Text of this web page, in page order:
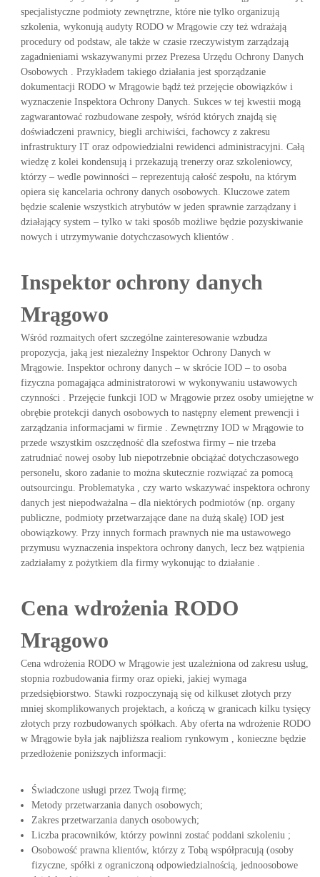
specjalistyczne podmioty zewnętrzne, które nie tylko organizują
szkolenia, wykonują audyty RODO w Mrągowie czy też wdrażają
procedury od podstaw, ale także w czasie rzeczywistym zarządzają
zagadnieniami wskazywanymi przez Prezesa Urzędu Ochrony Danych
Osobowych . Przykładem takiego działania jest sporządzanie
dokumentacji RODO w Mrągowie bądź też przejęcie obowiązków i
wyznaczenie Inspektora Ochrony Danych. Sukces w tej kwestii mogą
zagwarantować rozbudowane zespoły, wśród których znajdą się
doświadczeni prawnicy, biegli archiwiści, fachowcy z zakresu
infrastruktury IT oraz odpowiedzialni rewidenci administracyjni. Całą
wiedzę z kolei kondensują i przekazują trenerzy oraz szkoleniowcy,
którzy – wedle powinności – reprezentują całość zespołu, na którym
opiera się kancelaria ochrony danych osobowych. Kluczowe zatem
będzie scalenie wszystkich atrybutów w jeden sprawnie zarządzany i
działający system – tylko w taki sposób możliwe będzie pozyskiwanie
nowych i utrzymywanie dotychczasowych klientów .
Inspektor ochrony danych
Mrągowo
Wśród rozmaitych ofert szczególne zainteresowanie wzbudza
propozycja, jaką jest niezależny Inspektor Ochrony Danych w
Mrągowie. Inspektor ochrony danych – w skrócie IOD – to osoba
fizyczna pomagająca administratorowi w wykonywaniu ustawowych
czynności . Przejęcie funkcji IOD w Mrągowie przez osoby umiejętne w
obrębie protekcji danych osobowych to następny element prewencji i
zarządzania informacjami w firmie . Zewnętrzny IOD w Mrągowie to
przede wszystkim oszczędność dla szefostwa firmy – nie trzeba
zatrudniać nowej osoby lub niepotrzebnie obciążać dotychczasowego
personelu, skoro zadanie to można skutecznie rozwiązać za pomocą
outsourcingu. Problematyka , czy warto wskazywać inspektora ochrony
danych jest niepodważalna – dla niektórych podmiotów (np. organy
publiczne, podmioty przetwarzające dane na dużą skalę) IOD jest
obowiązkowy. Przy innych formach prawnych nie ma ustawowego
przymusu wyznaczenia inspektora ochrony danych, lecz bez wątpienia
zadziałamy z pożytkiem dla firmy wykonując to działanie .
Cena wdrożenia RODO
Mrągowo
Cena wdrożenia RODO w Mrągowie jest uzależniona od zakresu usług,
stopnia rozbudowania firmy oraz opieki, jakiej wymaga
przedsiębiorstwo. Stawki rozpoczynają się od kilkuset złotych przy
mniej skomplikowanych projektach, a kończą w granicach kilku tysięcy
złotych przy rozbudowanych spółkach. Aby oferta na wdrożenie RODO
w Mrągowie była jak najbliższa realiom rynkowym , konieczne będzie
przedłożenie poniższych informacji:
Świadczone usługi przez Twoją firmę;
Metody przetwarzania danych osobowych;
Zakres przetwarzania danych osobowych;
Liczba pracowników, którzy powinni zostać poddani szkoleniu ;
Osobowość prawna klientów, którzy z Tobą współpracują (osoby
fizyczne, spółki z ograniczoną odpowiedzialnością, jednoosobowe